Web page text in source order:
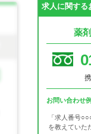
求人に関する
薬
お問い合わせ例
「求人番号
を教えていた